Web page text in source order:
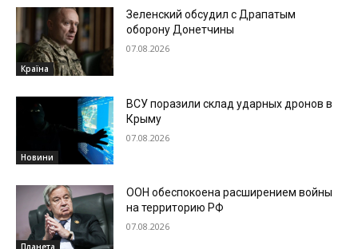
Країна
Зеленский обсудил с Драпатым
оборону Донетчины
07.08.2026
Новини
ВСУ поразили склад ударных дронов в
Крыму
07.08.2026
Планета
ООН обеспокоена расширением войны
на территорию РФ
07.08.2026